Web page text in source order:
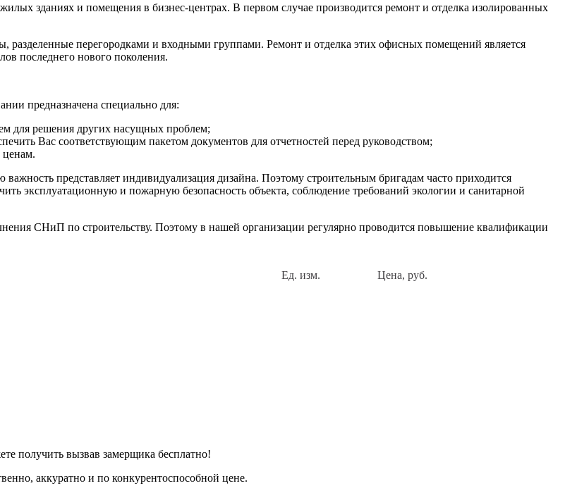
зданиях и помещения в бизнес-центрах. В первом случае производится ремонт и отделка изолированных
перегородками и входными группами. Ремонт и отделка этих офисных помещений является
последнего нового поколения.
предназначена специально для:
для решения других насущных проблем;
Вас соответствующим пакетом документов для отчетностей перед руководством;
ценам.
представляет индивидуализация дизайна. Поэтому строительным бригадам часто приходится
эксплуатационную и пожарную безопасность объекта, соблюдение требований экологии и санитарной
СНиП по строительству. Поэтому в нашей организации регулярно проводится повышение квалификации
Ед. изм. Цена, руб.
получить вызвав замерщика бесплатно!
аккуратно и по конкурентоспособной цене.